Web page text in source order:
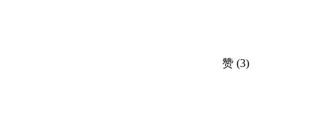
赞 (3)